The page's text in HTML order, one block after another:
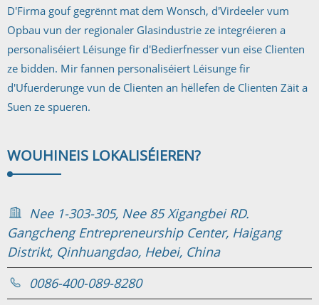
D'Firma gouf gegrënnt mat dem Wonsch, d'Virdeeler vum
Opbau vun der regionaler Glasindustrie ze integréieren a
personaliséiert Léisunge fir d'Bedierfnesser vun eise Clienten
ze bidden. Mir fannen personaliséiert Léisunge fir
d'Ufuerderunge vun de Clienten an hëllefen de Clienten Zäit a
Suen ze spueren.
WOUHINEIS LOKALISÉIEREN?
Nee 1-303-305, Nee 85 Xigangbei RD.
Gangcheng Entrepreneurship Center, Haigang
Distrikt, Qinhuangdao, Hebei, China
0086-400-089-8280